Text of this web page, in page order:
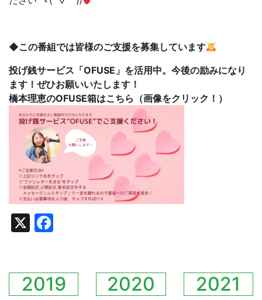
◆この番組では皆様のご支援を募集しています
投げ銭サービス「OFUSE」を活用中。今後の励みになり
ます！ぜひお願いいたします！
橋本理恵のOFUSE箱はこちら（画像をクリック！）
X
2019 2020
2021